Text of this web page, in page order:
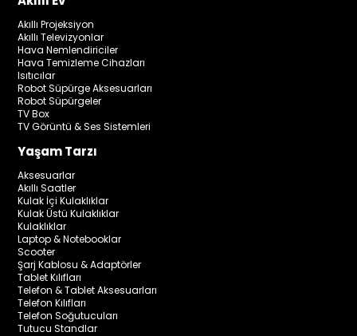
Akıllı Projeksiyon
Akıllı Televizyonlar
Hava Nemlendiriciler
Hava Temizleme Cihazları
Isıtıcılar
Robot Süpürge Aksesuarları
Robot Süpürgeler
TV Box
TV Görüntü & Ses Sistemleri
Yaşam Tarzı
Aksesuarlar
Akıllı Saatler
Kulak İçi Kulaklıklar
Kulak Üstü Kulaklıklar
Kulaklıklar
Laptop & Notebooklar
Scooter
Şarj Kablosu & Adaptörler
Tablet Kılıfları
Telefon & Tablet Aksesuarları
Telefon Kılıfları
Telefon Soğutucuları
Tutucu Standlar